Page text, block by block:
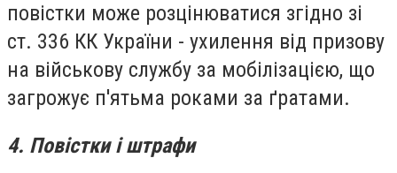
повістки може розцінюватися згідно зі
ст. 336 КК України - ухилення від призову
на військову службу за мобілізацією, що
загрожує п'ятьма роками за ґратами.
4. Повістки і штрафи